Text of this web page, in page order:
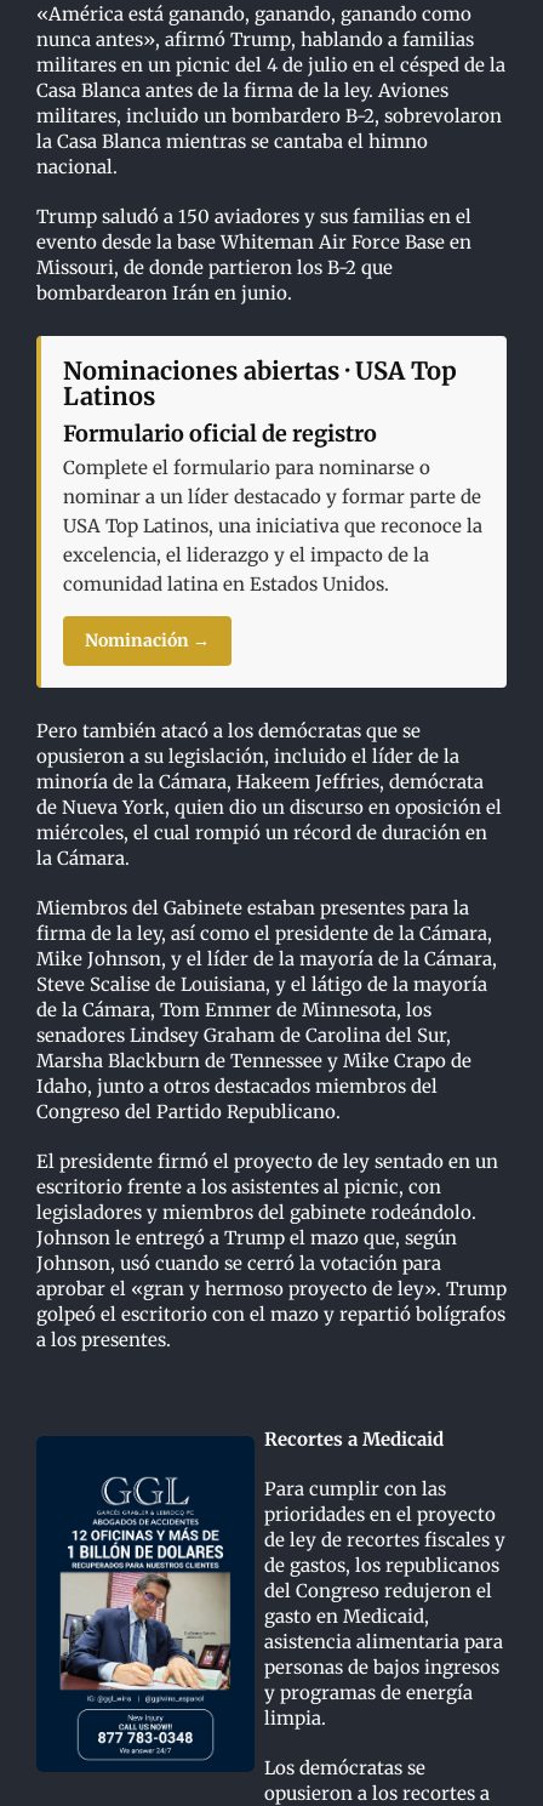
«América está ganando, ganando, ganando como
nunca antes», afirmó Trump, hablando a familias
militares en un picnic del 4 de julio en el césped de la
Casa Blanca antes de la firma de la ley. Aviones
militares, incluido un bombardero B-2, sobrevolaron
la Casa Blanca mientras se cantaba el himno
nacional.
Trump saludó a 150 aviadores y sus familias en el
evento desde la base Whiteman Air Force Base en
Missouri, de donde partieron los B-2 que
bombardearon Irán en junio.
Nominaciones abiertas · USA Top
Latinos
Formulario oficial de registro
Complete el formulario para nominarse o
nominar a un líder destacado y formar parte de
USA Top Latinos, una iniciativa que reconoce la
excelencia, el liderazgo y el impacto de la
comunidad latina en Estados Unidos.
Nominación →
Pero también atacó a los demócratas que se
opusieron a su legislación, incluido el líder de la
minoría de la Cámara, Hakeem Jeffries, demócrata
de Nueva York, quien dio un discurso en oposición el
miércoles, el cual rompió un récord de duración en
la Cámara.
Miembros del Gabinete estaban presentes para la
firma de la ley, así como el presidente de la Cámara,
Mike Johnson, y el líder de la mayoría de la Cámara,
Steve Scalise de Louisiana, y el látigo de la mayoría
de la Cámara, Tom Emmer de Minnesota, los
senadores Lindsey Graham de Carolina del Sur,
Marsha Blackburn de Tennessee y Mike Crapo de
Idaho, junto a otros destacados miembros del
Congreso del Partido Republicano.
El presidente firmó el proyecto de ley sentado en un
escritorio frente a los asistentes al picnic, con
legisladores y miembros del gabinete rodeándolo.
Johnson le entregó a Trump el mazo que, según
Johnson, usó cuando se cerró la votación para
aprobar el «gran y hermoso proyecto de ley». Trump
golpeó el escritorio con el mazo y repartió bolígrafos
a los presentes.
Recortes a Medicaid
Para cumplir con las
prioridades en el proyecto
de ley de recortes fiscales y
de gastos, los republicanos
del Congreso redujeron el
gasto en Medicaid,
asistencia alimentaria para
personas de bajos ingresos
y programas de energía
limpia.
Los demócratas se
opusieron a los recortes a